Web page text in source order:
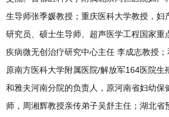
生导师张季媛教授；重庆医科大学教授，妇
研究员、硕士生导师、超声医学工程国家重
疾病微无创治疗研究中心主任 李成志教授
原南方医科大学附属医院/解放军164医院生
和雅夫河南分院的负责人，原河南省妇幼保
师，周湘辉教授亲传弟子吴舒主任；湖北省